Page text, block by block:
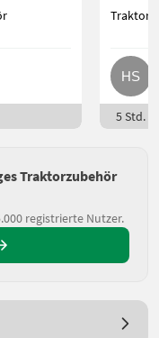
5 Std.
Traktorzubehör
registrierte Nutzer.